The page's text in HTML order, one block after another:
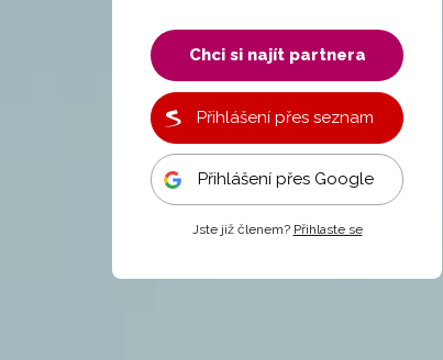
Chci si najít partnera
Přihlášení přes seznam
Přihlášení přes Google
Jste již členem? Přihlaste se